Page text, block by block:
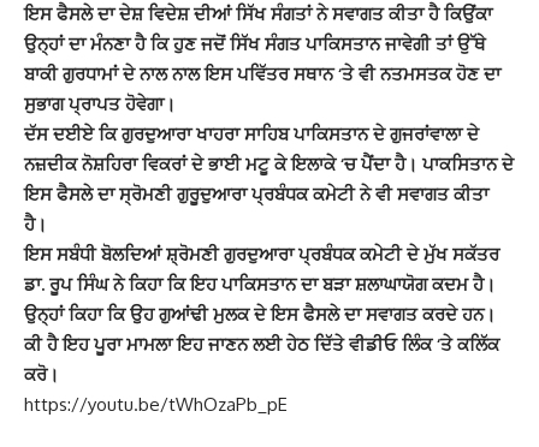
ਇਸ ਫੈਸਲੇ ਦਾ ਦੇਸ਼ ਵਿਦੇਸ਼ ਦੀਆਂ ਸਿੱਖ ਸੰਗਤਾਂ ਨੇ ਸਵਾਗਤ ਕੀਤਾ ਹੈ ਕਿਉਂਕਾ
ਉਨ੍ਹਾਂ ਦਾ ਮੰਨਣਾ ਹੈ ਕਿ ਹੁਣ ਜਦੋਂ ਸਿੱਖ ਸੰਗਤ ਪਾਕਿਸਤਾਨ ਜਾਵੇਗੀ ਤਾਂ ਉੱਥੇ
ਬਾਕੀ ਗੁਰਧਾਮਾਂ ਦੇ ਨਾਲ ਨਾਲ ਇਸ ਪਵਿੱਤਰ ਸਥਾਨ ‘ਤੇ ਵੀ ਨਤਮਸਤਕ ਹੋਣ ਦਾ
ਸੁਭਾਗ ਪ੍ਰਾਪਤ ਹੋਵੇਗਾ।
ਦੱਸ ਦਈਏ ਕਿ ਗੁਰਦੁਆਰਾ ਖਾਹਰਾ ਸਾਹਿਬ ਪਾਕਿਸਤਾਨ ਦੇ ਗੁਜਰਾਂਵਾਲਾ ਦੇ
ਨਜ਼ਦੀਕ ਨੋਸ਼ਹਿਰਾ ਵਿਕਰਾਂ ਦੇ ਭਾਈ ਮਟੂ ਕੇ ਇਲਾਕੇ ‘ਚ ਪੈਂਦਾ ਹੈ। ਪਾਕਸਿਤਾਨ ਦੇ
ਇਸ ਫੈਸਲੇ ਦਾ ਸ੍ਰੋਮਣੀ ਗੁਰੂਦੁਆਰਾ ਪ੍ਰਬੰਧਕ ਕਮੇਟੀ ਨੇ ਵੀ ਸਵਾਗਤ ਕੀਤਾ
ਹੈ।
ਇਸ ਸਬੰਧੀ ਬੋਲਦਿਆਂ ਸ਼੍ਰੋਮਣੀ ਗੁਰਦੁਆਰਾ ਪ੍ਰਬੰਧਕ ਕਮੇਟੀ ਦੇ ਮੁੱਖ ਸਕੱਤਰ
ਡਾ. ਰੂਪ ਸਿੰਘ ਨੇ ਕਿਹਾ ਕਿ ਇਹ ਪਾਕਿਸਤਾਨ ਦਾ ਬੜਾ ਸ਼ਲਾਘਾਯੋਗ ਕਦਮ ਹੈ।
ਉਨ੍ਹਾਂ ਕਿਹਾ ਕਿ ਉਹ ਗੁਆਂਢੀ ਮੁਲਕ ਦੇ ਇਸ ਫੈਸਲੇ ਦਾ ਸਵਾਗਤ ਕਰਦੇ ਹਨ।
ਕੀ ਹੈ ਇਹ ਪੂਰਾ ਮਾਮਲਾ ਇਹ ਜਾਣਨ ਲਈ ਹੇਠ ਦਿੱਤੇ ਵੀਡੀਓ ਲਿੰਕ ‘ਤੇ ਕਲਿੱਕ
ਕਰੋ।
https://youtu.be/tWhOzaPb_pE